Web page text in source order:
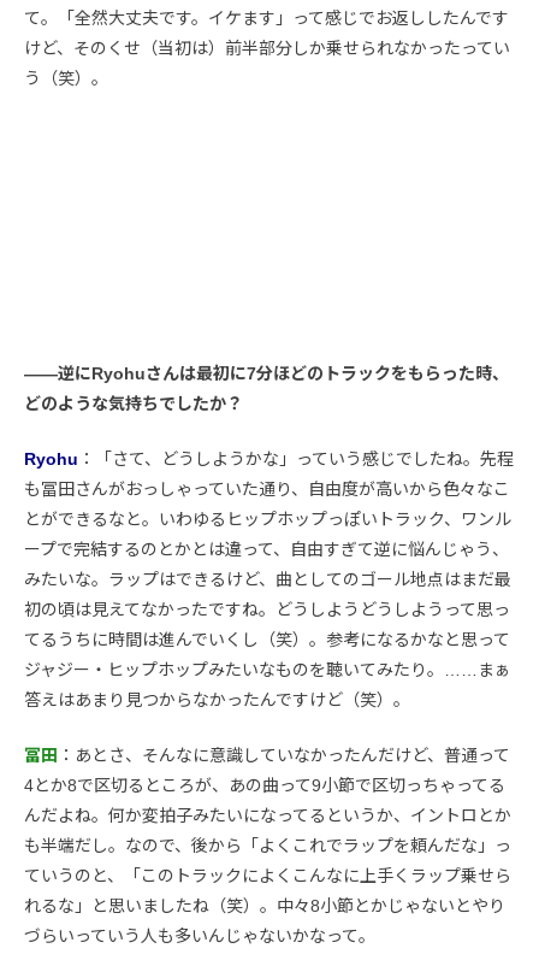
て。「全然大丈夫です。イケます」って感じでお返ししたんです
けど、そのくせ（当初は）前半部分しか乗せられなかったってい
う（笑）。
――逆にRyohuさんは最初に7分ほどのトラックをもらった時、
どのような気持ちでしたか？
Ryohu ：「さて、どうしようかな」っていう感じでしたね。先程
も冨田さんがおっしゃっていた通り、自由度が高いから色々なこ
とができるなと。いわゆるヒップホップっぽいトラック、ワンル
ープで完結するのとかとは違って、自由すぎて逆に悩んじゃう、
みたいな。ラップはできるけど、曲としてのゴール地点はまだ最
初の頃は見えてなかったですね。どうしようどうしようって思っ
てるうちに時間は進んでいくし（笑）。参考になるかなと思って
ジャジー・ヒップホップみたいなものを聴いてみたり。……まぁ
答えはあまり見つからなかったんですけど（笑）。
冨田 ：あとさ、そんなに意識していなかったんだけど、普通って
4とか8で区切るところが、あの曲って9小節で区切っちゃってる
んだよね。何か変拍子みたいになってるというか、イントロとか
も半端だし。なので、後から「よくこれでラップを頼んだな」っ
ていうのと、「このトラックによくこんなに上手くラップ乗せら
れるな」と思いましたね（笑）。中々8小節とかじゃないとやり
づらいっていう人も多いんじゃないかなって。